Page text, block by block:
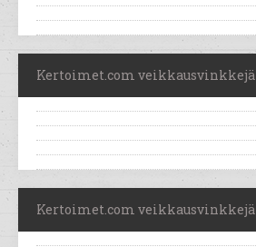
Kertoimet.com veikkausvinkkejä
Kertoimet.com veikkausvinkkejä